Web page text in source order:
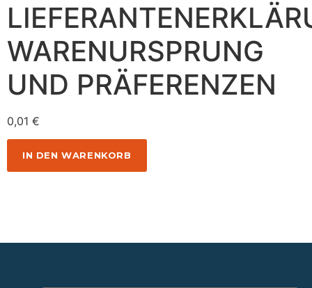
WARENURSPRUNG
UND PRÄFERENZEN
0,01 €
IN DEN WARENKORB